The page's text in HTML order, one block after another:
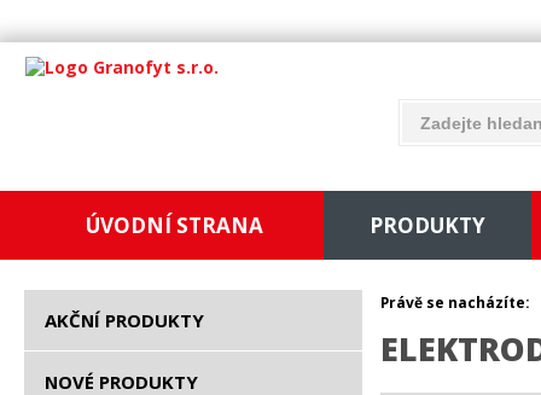
ÚVODNÍ STRANA PRODUKTY
AKČNÍ PRODUKTY
NOVÉ PRODUKTY
Právě se nacházíte: